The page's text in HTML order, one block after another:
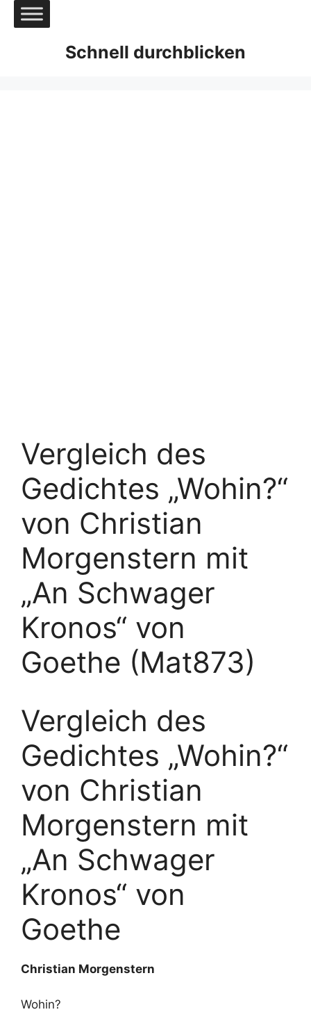
Zum
Inhalt
Schnell durchblicken
Vergleich des
Gedichtes „Wohin?“
von Christian
Morgenstern mit
„An Schwager
Kronos“ von
Goethe (Mat873)
Vergleich des
Gedichtes „Wohin?“
von Christian
Morgenstern mit
„An Schwager
Kronos“ von
Goethe
Christian Morgenstern
Wohin?